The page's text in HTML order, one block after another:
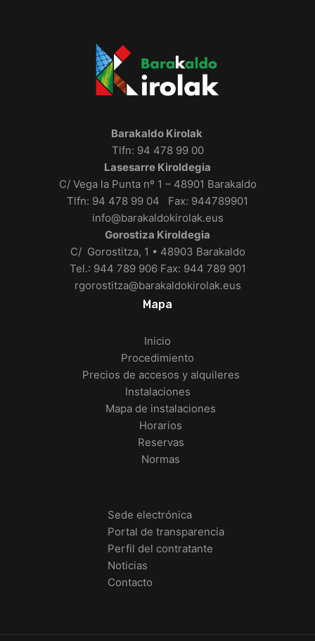
Barakaldo Kirolak
Tlfn: 94 478 99 00
Lasesarre Kiroldegia
C/ Vega la Punta nº 1 – 48901 Barakaldo
Tlfn: 94 478 99 04 Fax: 944789901
info@barakaldokirolak.eus
Gorostiza Kiroldegia
C/ Gorostitza, 1 • 48903 Barakaldo
Tel.: 944 789 906 Fax: 944 789 901
rgorostitza@barakaldokirolak.eus
Mapa
Inicio
Procedimiento
Precios de accesos y alquileres
Instalaciones
Mapa de instalaciones
Horarios
Reservas
Normas
Sede electrónica
Portal de transparencia
Perfil del contratante
Noticias
Contacto